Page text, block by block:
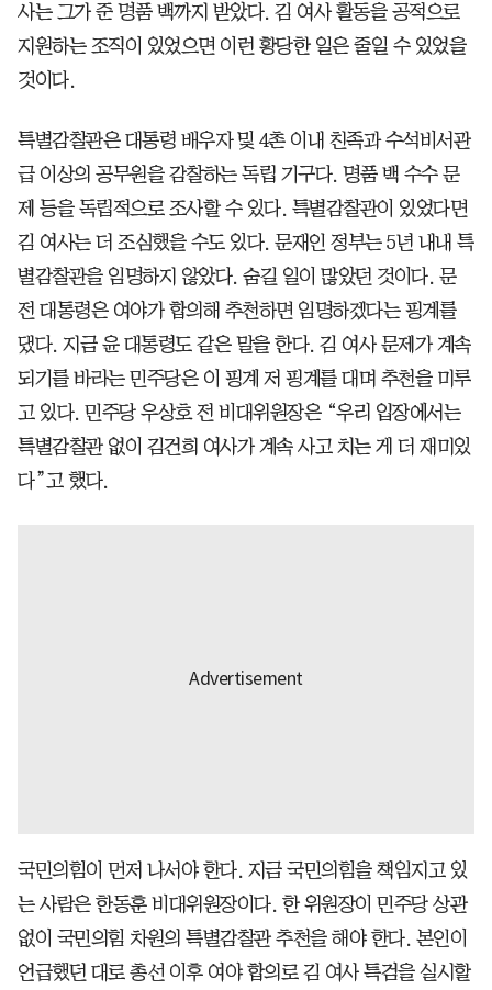
사는 그가 준 명품 백까지 받았다. 김 여사 활동을 공적으로
지원하는 조직이 있었으면 이런 황당한 일은 줄일 수 있었을
것이다.
특별감찰관은 대통령 배우자 및 4촌 이내 친족과 수석비서관
급 이상의 공무원을 감찰하는 독립 기구다. 명품 백 수수 문
제 등을 독립적으로 조사할 수 있다. 특별감찰관이 있었다면
김 여사는 더 조심했을 수도 있다. 문재인 정부는 5년 내내 특
별감찰관을 임명하지 않았다. 숨길 일이 많았던 것이다. 문
전 대통령은 여야가 합의해 추천하면 임명하겠다는 핑계를
댔다. 지금 윤 대통령도 같은 말을 한다. 김 여사 문제가 계속
되기를 바라는 민주당은 이 핑계 저 핑계를 대며 추천을 미루
고 있다. 민주당 우상호 전 비대위원장은 “우리 입장에서는
특별감찰관 없이 김건희 여사가 계속 사고 치는 게 더 재미있
다”고 했다.
국민의힘이 먼저 나서야 한다. 지금 국민의힘을 책임지고 있
는 사람은 한동훈 비대위원장이다. 한 위원장이 민주당 상관
없이 국민의힘 차원의 특별감찰관 추천을 해야 한다. 본인이
언급했던 대로 총선 이후 여야 합의로 김 여사 특검을 실시할